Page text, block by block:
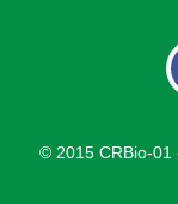
© 2015 CRBio-01